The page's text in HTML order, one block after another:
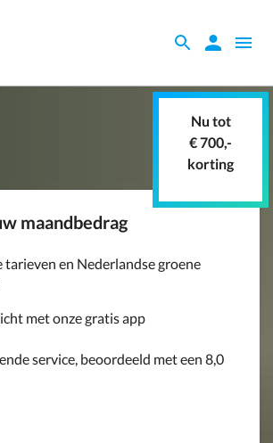
Zoeken
Open
maandbedrag
tarieven en Nederlandse groene
met onze gratis app
service, beoordeeld met een 8,0
Nu tot
€ 700,-
korting